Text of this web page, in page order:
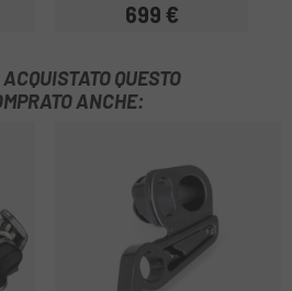
Prezzo
699 €
QUESTO
ANCHE: